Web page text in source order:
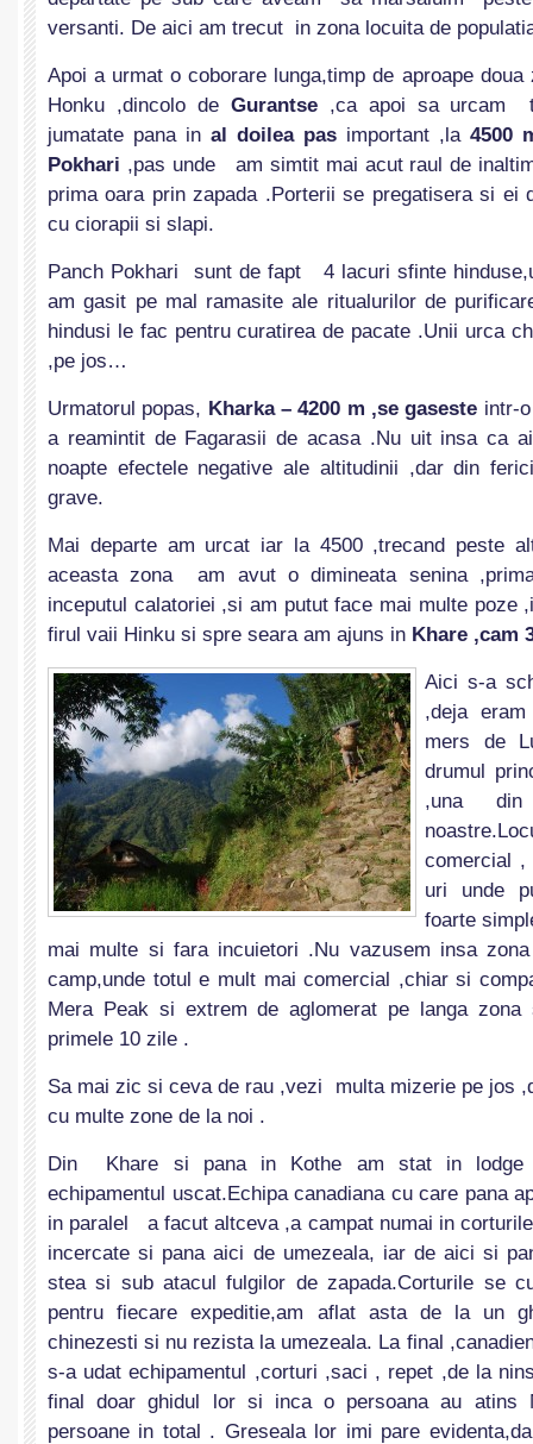
versanti. De aici am trecut in zona locuita de
Apoi a urmat o coborare lunga,timp de aproape
Honku ,dincolo de Gurantse,ca apoi sa urcam
jumatate pana in al doilea pas important ,la 4500
Pokhari ,pas unde am simtit mai acut raul de
prima oara prin zapada .Porterii se pregatisera si ei
cu ciorapii si slapi.
Panch Pokhari sunt de fapt 4 lacuri sfinte
am gasit pe mal ramasite ale ritualurilor de
hindusi le fac pentru curatirea de pacate .Unii urca
,pe jos…
Urmatorul popas, Kharka – 4200 m ,se gaseste intr-
a reamintit de Fagarasii de acasa .Nu uit insa ca
noapte efectele negative ale altitudinii ,dar din
grave.
Mai departe am urcat iar la 4500 ,trecand peste
aceasta zona am avut o dimineata senina
inceputul calatoriei ,si am putut face mai multe poze
firul vaii Hinku si spre seara am ajuns in Khare ,cam
Aici s-a
,deja
mers de
drumul
,una din
comercial ,
uri unde
foarte
mai multe si fara incuietori .Nu vazusem insa
camp,unde totul e mult mai comercial ,chiar si
Mera Peak si extrem de aglomerat pe langa zona
primele 10 zile .
Sa mai zic si ceva de rau ,vezi multa mizerie pe jos
cu multe zone de la noi .
Din Khare si pana in Kothe am stat in lodge
echipamentul uscat.Echipa canadiana cu care pana
in paralel a facut altceva ,a campat numai in
incercate si pana aici de umezeala, iar de aici si
stea si sub atacul fulgilor de zapada.Corturile se
pentru fiecare expeditie,am aflat asta de la un
chinezesti si nu rezista la umezeala. La final
s-a udat echipamentul ,corturi ,saci , repet ,de la
final doar ghidul lor si inca o persoana au atins
persoane in total . Greseala lor imi pare